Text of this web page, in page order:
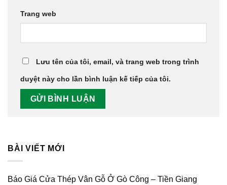
Trang web
Lưu tên của tôi, email, và trang web trong trình
duyệt này cho lần bình luận kế tiếp của tôi.
BÀI VIẾT MỚI
Báo Giá Cửa Thép Vân Gỗ Ở Gò Công – Tiền Giang